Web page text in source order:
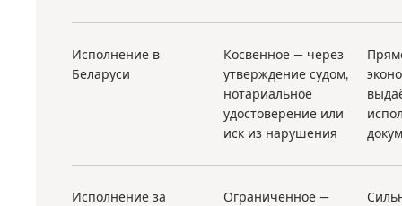
Исполнение в
Беларуси
Косвенное — через
утверждение судом,
нотариальное
удостоверение или
иск из нарушения
Исполнение за
Ограниченное —